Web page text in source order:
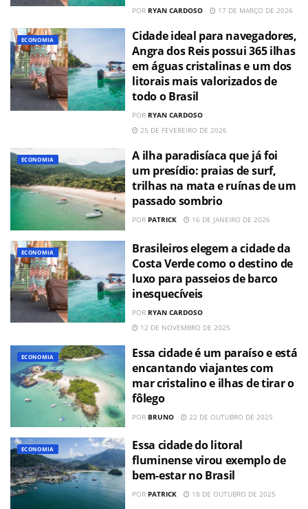
POR RYAN CARDOSO 17 DE MARÇO DE 2026
ECONOMIA
Cidade ideal para navegadores,
Angra dos Reis possui 365 ilhas
em águas cristalinas e um dos
litorais mais valorizados de
todo o Brasil
POR RYAN CARDOSO
25 DE FEVEREIRO DE 2026
ECONOMIA
A ilha paradisíaca que já foi
um presídio: praias de surf,
trilhas na mata e ruínas de um
passado sombrio
POR PATRICK 16 DE JANEIRO DE 2026
ECONOMIA
Brasileiros elegem a cidade da
Costa Verde como o destino de
luxo para passeios de barco
inesquecíveis
POR RYAN CARDOSO
12 DE NOVEMBRO DE 2025
ECONOMIA
Essa cidade é um paraíso e está
encantando viajantes com
mar cristalino e ilhas de tirar o
fôlego
POR BRUNO 22 DE OUTUBRO DE 2025
ECONOMIA
Essa cidade do litoral
fluminense virou exemplo de
bem-estar no Brasil
POR PATRICK 18 DE OUTUBRO DE 2025